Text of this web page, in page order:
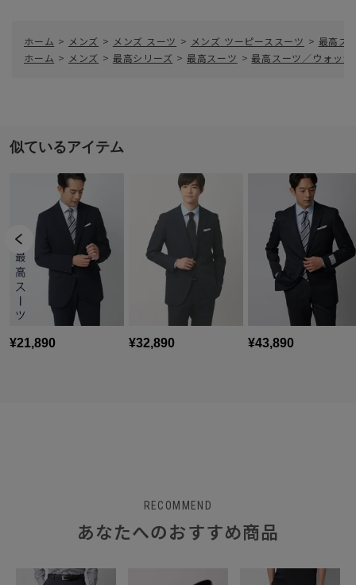
ホーム > メンズ > メンズ スーツ > メンズ ツーピーススーツ > 最高ス
ホーム > メンズ > 最高シリーズ > 最高スーツ > 最高スーツ／ウォッ
RECOMMEND
あなたへのおすすめ商品